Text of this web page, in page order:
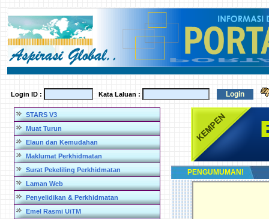
Login ID : Kata Laluan :
STARS V3
Muat Turun
Elaun dan Kemudahan
Maklumat Perkhidmatan
Surat Pekeliling Perkhidmatan
Laman Web
Penyelidikan & Perkhidmatan
Emel Rasmi UiTM
PENGUMUMAN!